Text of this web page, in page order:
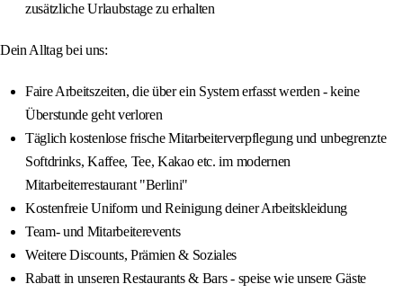
zusätzliche Urlaubstage zu erhalten
Dein Alltag bei uns:
Faire Arbeitszeiten, die über ein System erfasst werden - keine
Überstunde geht verloren
Täglich kostenlose frische Mitarbeiterverpflegung und unbegrenzte
Softdrinks, Kaffee, Tee, Kakao etc. im modernen
Mitarbeiterrestaurant "Berlini"
Kostenfreie Uniform und Reinigung deiner Arbeitskleidung
Team- und Mitarbeiterevents
Weitere Discounts, Prämien & Soziales
Rabatt in unseren Restaurants & Bars - speise wie unsere Gäste